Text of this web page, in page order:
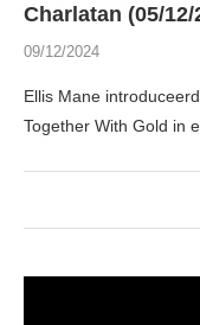
Charlatan (05/12/
09/12/2024
Ellis Mane
Together With Gold in